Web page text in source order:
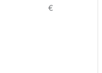
€